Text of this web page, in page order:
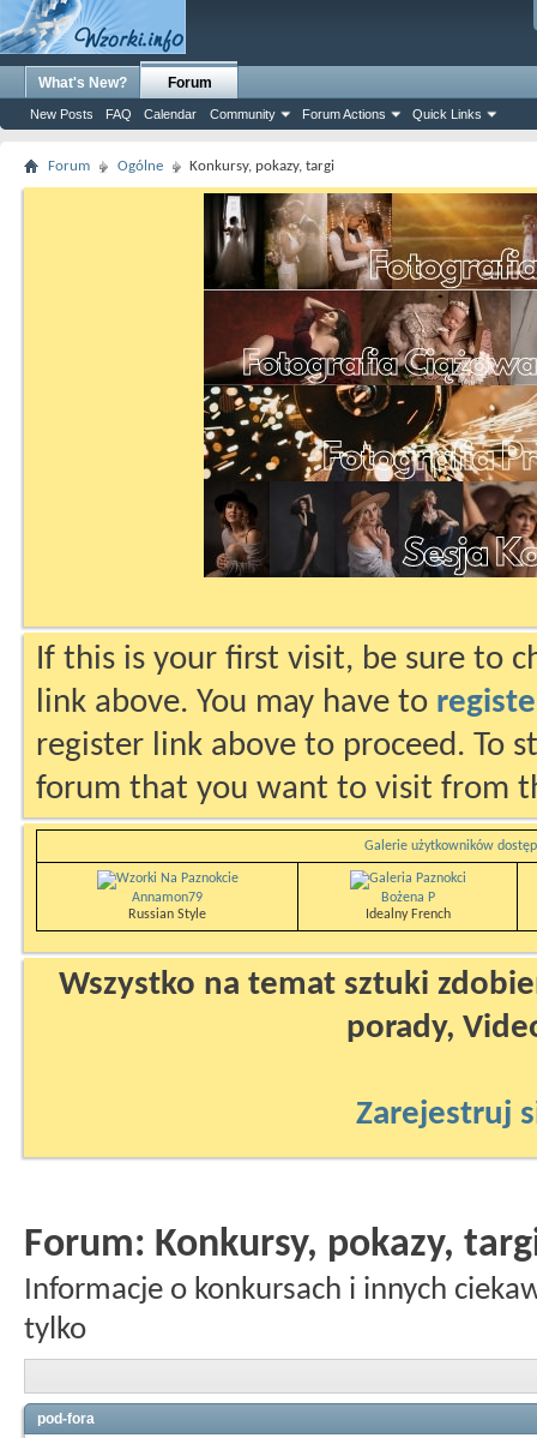
What's New? Forum
New Posts FAQ Calendar Community Forum Actions Quick Links
Forum Ogólne Konkursy, pokazy, targi
If this is your first visit, be sure to
link above. You may have to
register link above to proceed. To
forum that you want to visit from
Galerie użytkowników
Annamon79
Russian Style
Bożena P
Idealny French
Wszystko na temat sztuki
porady,
Zarejestruj
Forum: Konkursy, pokazy,
Informacje o konkursach i innych
tylko
pod-fora